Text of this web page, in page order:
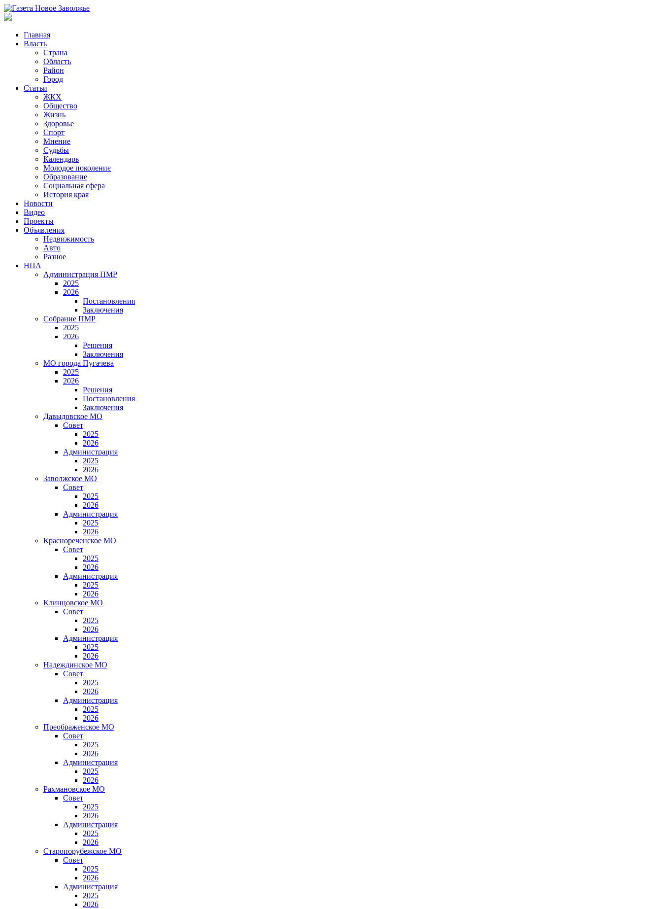
Главная
Власть
Страна
Область
Район
Город
Статьи
ЖКХ
Общество
Жизнь
Здоровье
Спорт
Мнение
Судьбы
Календарь
Молодое поколение
Образование
Социальная сфера
История края
Новости
Видео
Проекты
Объявления
Недвижимость
Авто
Разное
НПА
Администрация ПМР
2025
2026
Постановления
Заключения
Собрание ПМР
2025
2026
Решения
Заключения
МО города Пугачева
2025
2026
Решения
Постановления
Заключения
Давыдовское МО
Совет
2025
2026
Администрация
2025
2026
Заволжское МО
Совет
2025
2026
Администрация
2025
2026
Краснореченское МО
Совет
2025
2026
Администрация
2025
2026
Клинцовское МО
Совет
2025
2026
Администрация
2025
2026
Надеждинское МО
Совет
2025
2026
Администрация
2025
2026
Преображенское МО
Совет
2025
2026
Администрация
2025
2026
Рахмановское МО
Совет
2025
2026
Администрация
2025
2026
Старопорубежское МО
Совет
2025
2026
Администрация
2025
2026